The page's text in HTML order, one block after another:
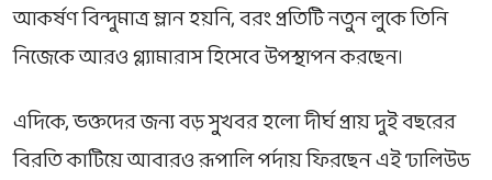
আকর্ষণ বিন্দুমাত্র ম্লান হয়নি, বরং প্রতিটি নতুন লুকে তিনি
নিজেকে আরও গ্ল্যামারাস হিসেবে উপস্থাপন করছেন।
এদিকে, ভক্তদের জন্য বড় সুখবর হলো দীর্ঘ প্রায় দুই বছরের
বিরতি কাটিয়ে আবারও রূপালি পর্দায় ফিরছেন এই ‘ঢালিউড